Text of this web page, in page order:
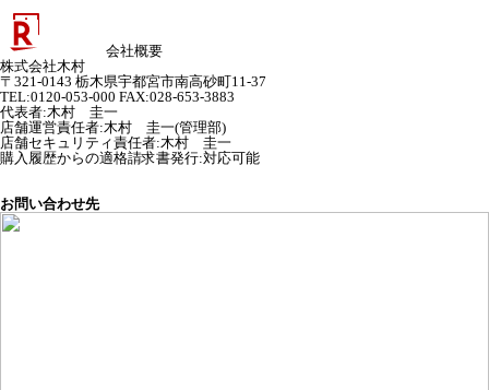
会社概要
株式会社木村
〒321-0143 栃木県宇都宮市南高砂町11-37
TEL:0120-053-000 FAX:028-653-3883
代表者:木村 圭一
店舗運営責任者:木村 圭一(管理部)
店舗セキュリティ責任者:木村 圭一
購入履歴からの適格請求書発行:対応可能
お問い合わせ先